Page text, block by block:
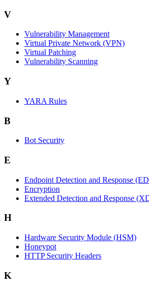
V
Vulnerability Management
Virtual Private Network (VPN)
Virtual Patching
Vulnerability Scanning
Y
YARA Rules
B
Bot Security
E
Endpoint Detection and Response
Encryption
Extended Detection and Response
H
Hardware Security Module (HSM)
Honeypot
HTTP Security Headers
K